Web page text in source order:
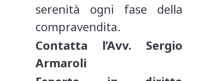
serenità ogni fase della
compravendita.
Contatta l’Avv. Sergio
Armaroli